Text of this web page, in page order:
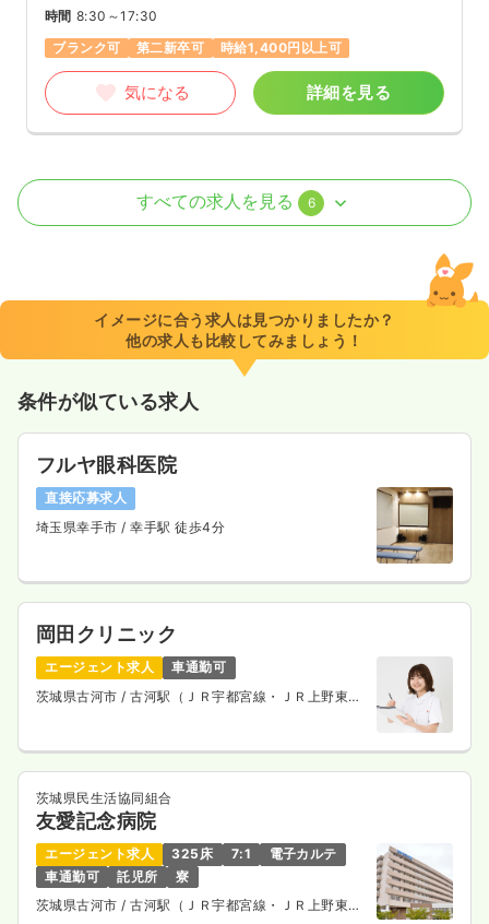
時間 8:30～17:30
ブランク可
第二新卒可 時給1,400円以上可
気になる 詳細を見る
外来 正・准看護師
8:30～17:30
年間休日121日
ブランク可
気になる
訪問看護正看護師 一般＋療養
時間 8:30～17:30
8:30～17:30
日勤のみ（パート）
給与 時給1,200円〜
時間 8:30～17:30
オンコールあり
時給1,200円以上可
すべての求人を見る 6
イメージに合う求人は見つかりましたか？
他の求人も比較してみましょう！
条件が似ている求人
フルヤ眼科医院
直接応募求人
埼玉県幸手市 / 幸手駅 徒歩4分
岡田クリニック
エージェント求人
車通勤可
茨城県古河市 / 古河駅（ＪＲ宇都宮線・ＪＲ上野東京
茨城県民生活協同組合
友愛記念病院
エージェント求人 325床 7:1
電子カルテ
車通勤可
託児所
寮
茨城県古河市/ 古河駅（ＪＲ宇都宮線・ＪＲ上野東京